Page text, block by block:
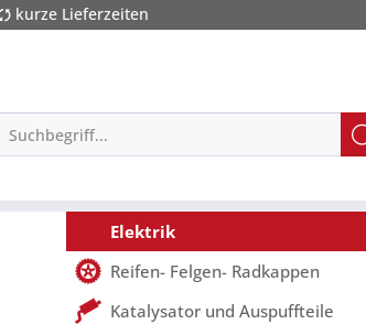
kurze Lieferzeiten
Elektrik
Reifen- Felgen- Radkappen
Katalysator und Auspuffteile